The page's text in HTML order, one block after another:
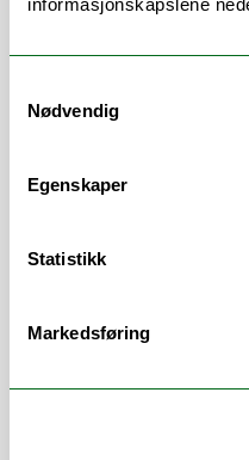
Nødvendig
Egenskaper
Statistikk
Markedsføring
sammen med
Education and
Benjaminsen Borch